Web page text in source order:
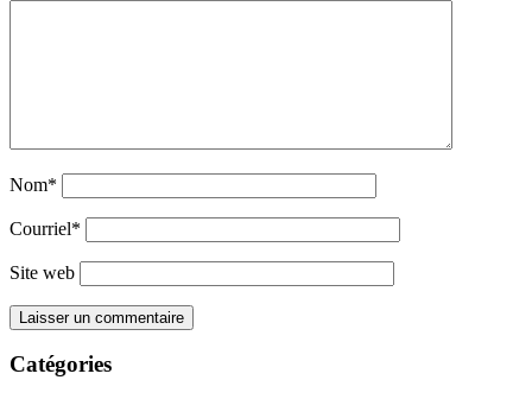
Nom*
Courriel*
Site web
Catégories